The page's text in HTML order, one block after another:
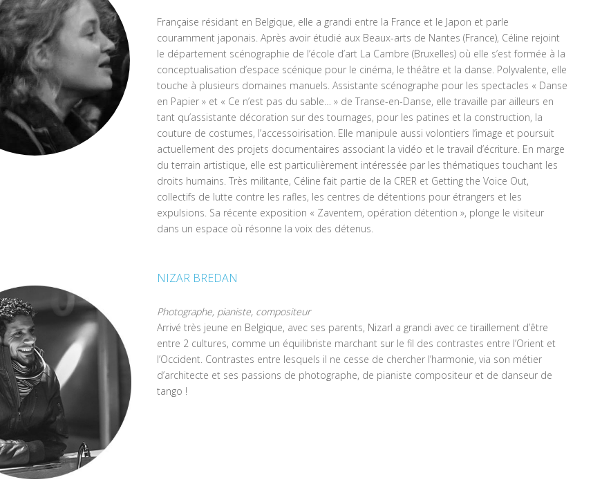
Française résidant en Belgique, elle a grandi entre la France et le Japon et parle
couramment japonais. Après avoir étudié aux Beaux-arts de Nantes (France), Céline rejoint
le département scénographie de l’école d’art La Cambre (Bruxelles) où elle s’est formée à la
conceptualisation d’espace scénique pour le cinéma, le théâtre et la danse. Polyvalente, elle
touche à plusieurs domaines manuels. Assistante scénographe pour les spectacles « Danse
en Papier » et « Ce n’est pas du sable… » de Transe-en-Danse, elle travaille par ailleurs en
tant qu’assistante décoration sur des tournages, pour les patines et la construction, la
couture de costumes, l’accessoirisation. Elle manipule aussi volontiers l’image et poursuit
actuellement des projets documentaires associant la vidéo et le travail d’écriture. En marge
du terrain artistique, elle est particulièrement intéressée par les thématiques touchant les
droits humains. Très militante, Céline fait partie de la CRER et Getting the Voice Out,
collectifs de lutte contre les rafles, les centres de détentions pour étrangers et les
expulsions. Sa récente exposition « Zaventem, opération détention », plonge le visiteur
dans un espace où résonne la voix des détenus.
NIZAR BREDAN
Photographe, pianiste, compositeur
Arrivé très jeune en Belgique, avec ses parents, Nizarl a grandi avec ce tiraillement d’être
entre 2 cultures, comme un équilibriste marchant sur le fil des contrastes entre l’Orient et
l’Occident. Contrastes entre lesquels il ne cesse de chercher l’harmonie, via son métier
d’architecte et ses passions de photographe, de pianiste compositeur et de danseur de
tango !